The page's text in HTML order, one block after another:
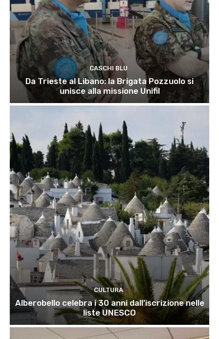
CASCHI BLU
Da Trieste al Libano: la Brigata Pozzuolo si
unisce alla missione Unifil
CULTURA
Alberobello celebra i 30 anni dall’iscrizione nelle
liste UNESCO